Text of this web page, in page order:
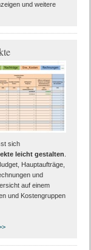
und weitere
sich
leicht gestalten
Hauptaufträge,
und
auf einem
und Kostengruppen